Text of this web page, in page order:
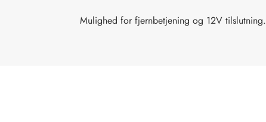
Mulighed for fjernbetjening og 12V tilslutning.